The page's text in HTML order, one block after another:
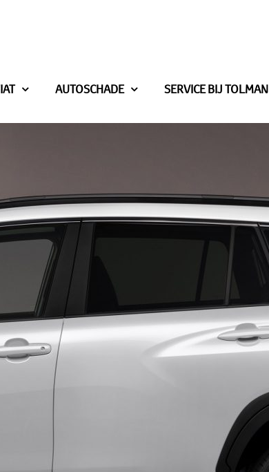
AUTOSCHADE SERVICE BIJ TOLMAN